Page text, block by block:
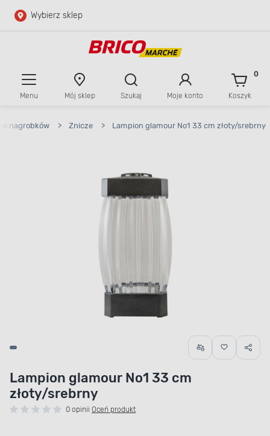
Przejdź do głównej zawartości
Wybierz sklep
Menu Mój sklep Szukaj Moje konto Koszyk
0
nagrobków > Znicze > Lampion glamour No1 33 cm złoty/srebrny
Lampion glamour No1 33 cm
złoty/srebrny
0 opinii Oceń produkt